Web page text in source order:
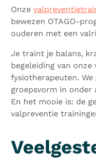
Onze
bewezen OTAGO-
ouderen met een
Je traint je balans,
begeleiding van onze
fysiotherapeuten.
groepsvorm in onder
En het mooie is: de
valpreventie